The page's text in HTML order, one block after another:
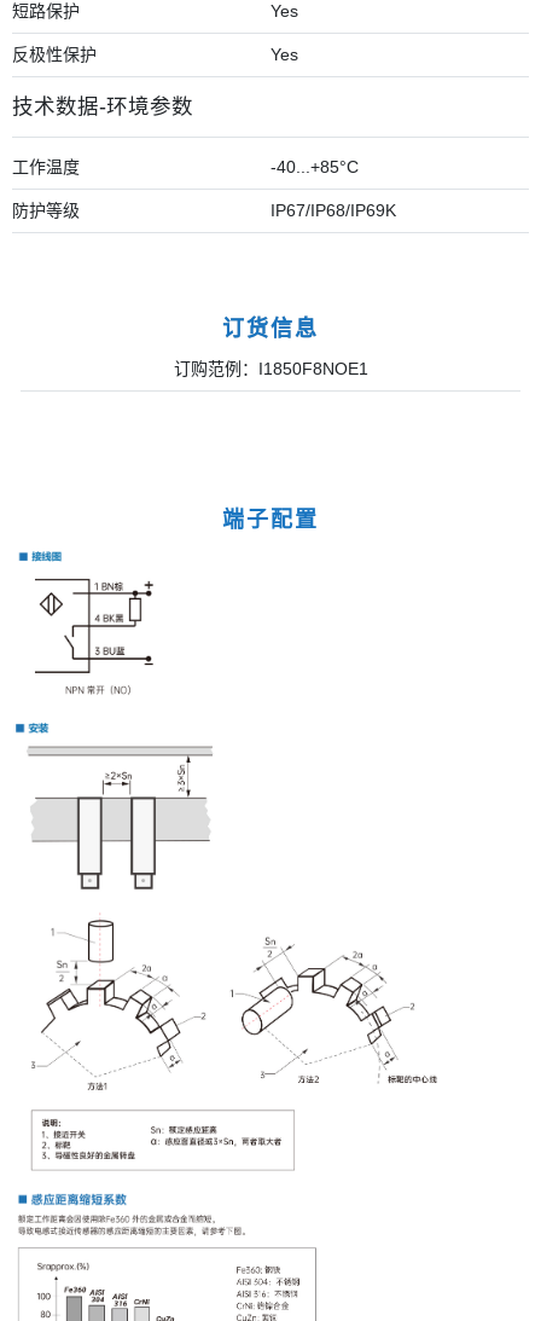
短路保护 Yes
反极性保护 Yes
技术数据-环境参数
工作温度 -40...+85°C
防护等级 IP67/IP68/IP69K
订货信息
订购范例：I1850F8NOE1
端子配置